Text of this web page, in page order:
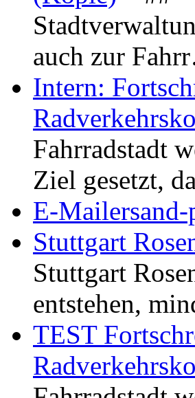
auch zur
Intern:
Fahrradstadt
Ziel gesetzt,
E-
Stuttgart
Stuttgart
entstehen,
TEST